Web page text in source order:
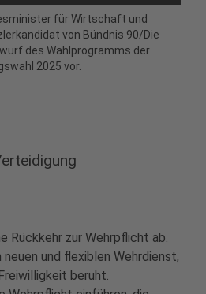
für Wirtschaft und
von Bündnis 90/Die
des Wahlprogramms der
2025 vor.
Rückkehr zur Wehrpflicht ab.
neuen und flexiblen Wehrdienst,
beruht.